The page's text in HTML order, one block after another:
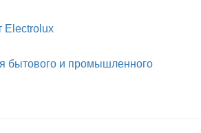
Electrolux
бытового и промышленного